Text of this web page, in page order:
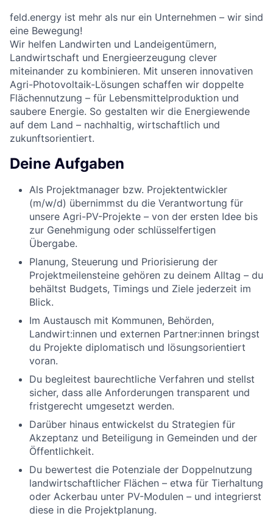
feld.energy ist mehr als nur ein Unternehmen – wir sind
eine Bewegung!
Wir helfen Landwirten und Landeigentümern,
Landwirtschaft und Energieerzeugung clever
miteinander zu kombinieren. Mit unseren innovativen
Agri-Photovoltaik-Lösungen schaffen wir doppelte
Flächennutzung – für Lebensmittelproduktion und
saubere Energie. So gestalten wir die Energiewende
auf dem Land – nachhaltig, wirtschaftlich und
zukunftsorientiert.
Deine Aufgaben
Als Projektmanager bzw. Projektentwickler
(m/w/d) übernimmst du die Verantwortung für
unsere Agri-PV-Projekte – von der ersten Idee bis
zur Genehmigung oder schlüsselfertigen
Übergabe.
Planung, Steuerung und Priorisierung der
Projektmeilensteine gehören zu deinem Alltag – du
behältst Budgets, Timings und Ziele jederzeit im
Blick.
Im Austausch mit Kommunen, Behörden,
Landwirt:innen und externen Partner:innen bringst
du Projekte diplomatisch und lösungsorientiert
voran.
Du begleitest baurechtliche Verfahren und stellst
sicher, dass alle Anforderungen transparent und
fristgerecht umgesetzt werden.
Darüber hinaus entwickelst du Strategien für
Akzeptanz und Beteiligung in Gemeinden und der
Öffentlichkeit.
Du bewertest die Potenziale der Doppelnutzung
landwirtschaftlicher Flächen – etwa für Tierhaltung
oder Ackerbau unter PV-Modulen – und integrierst
diese in die Projektplanung.